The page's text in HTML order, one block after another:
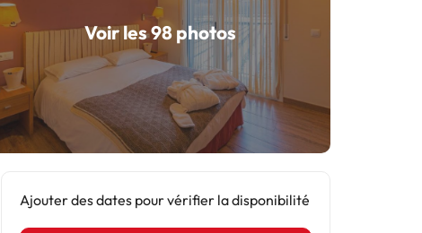
Voir les 98 photos
Ajouter des dates pour vérifier la disponibilité